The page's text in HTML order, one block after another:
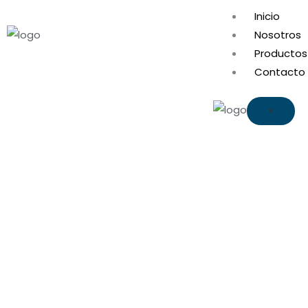
al
contenido
Inicio
Nosotros
Productos
Contacto
X